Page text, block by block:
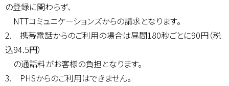
の登録に関わらず、
NTTコミュニケーションズからの請求となります。
2. 携帯電話からのご利用の場合は昼間180秒ごとに90円（税
込94.5円）
の通話料がお客様の負担となります。
3. PHSからのご利用はできません。